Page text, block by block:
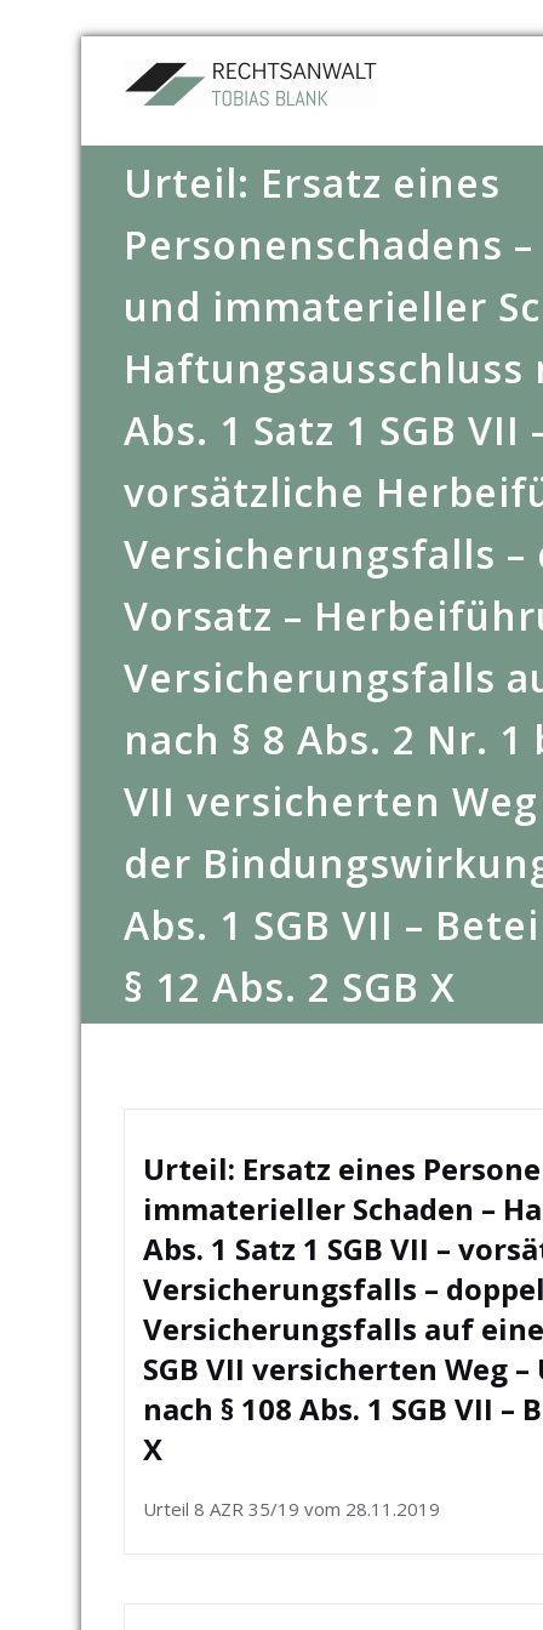
Urteil: Ersatz eines
Personenschadens
und immaterieller
Haftungsausschluss
Abs. 1 Satz 1 SGB VII
vorsätzliche
Versicherungsfalls
Vorsatz –
Versicherungsfalls
nach § 8 Abs. 2 Nr. 1
VII versicherten
der
Abs. 1 SGB VII –
§ 12 Abs. 2 SGB X
Urteil: Ersatz eines
immaterieller Schaden –
Abs. 1 Satz 1 SGB VII –
Versicherungsfalls –
Versicherungsfalls auf
SGB VII versicherten Weg
nach § 108 Abs. 1 SGB VII
X
Urteil 8 AZR 35/19 vom 28.11.2019